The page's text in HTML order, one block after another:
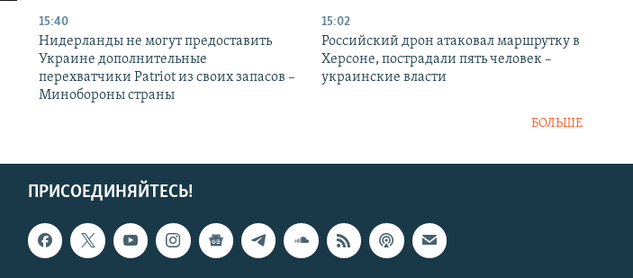
15:40
Нидерланды не могут предоставить
Украине дополнительные
перехватчики Patriot из своих запасов –
Минобороны страны
15:02
Российский дрон атаковал маршрутку в
Херсоне, пострадали пять человек –
украинские власти
БОЛЬШЕ
ПРИСОЕДИНЯЙТЕСЬ!